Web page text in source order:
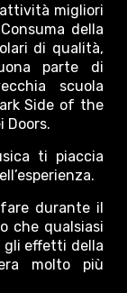
migliori
della
di qualità,
parte di
scuola
Side of the
Doors.
ti piaccia
durante il
che qualsiasi
gli effetti della
molto più